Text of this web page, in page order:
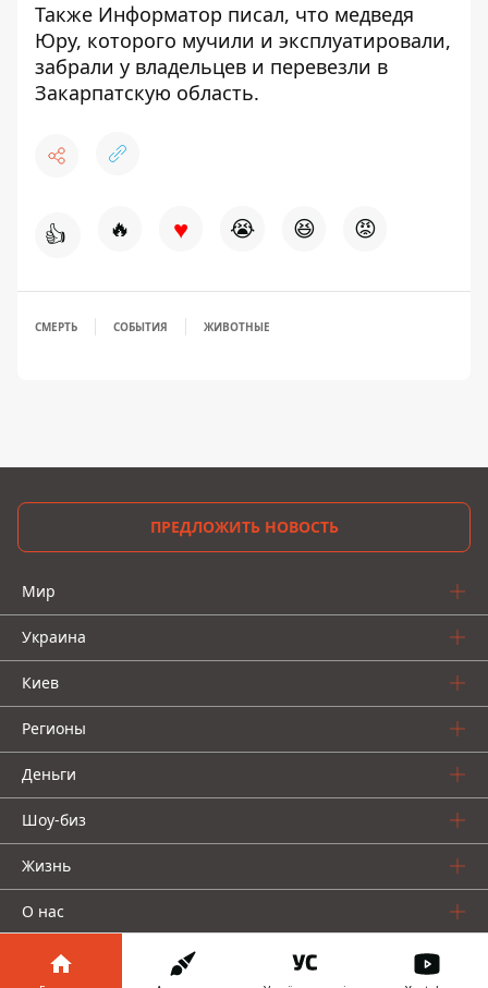
Также Информатор писал, что медведя
Юру, которого мучили и эксплуатировали,
забрали у владельцев и перевезли в
Закарпатскую область.
👍 🔥 ♥ 😭 😆 😡
СМЕРТЬ СОБЫТИЯ ЖИВОТНЫЕ
ПРЕДЛОЖИТЬ НОВОСТЬ
Мир
Украина
Киев
Регионы
Деньги
Шоу-биз
Жизнь
О нас